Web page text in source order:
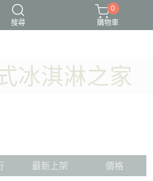
搜尋
0
購物車
冰淇淋之家
最新上架 價格